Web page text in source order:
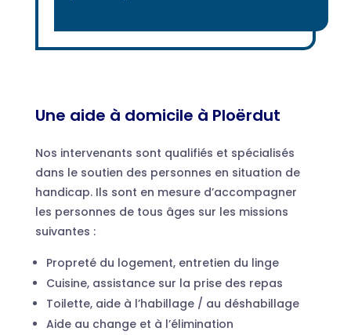
Une aide à domicile à Ploërdut
Nos intervenants sont qualifiés et spécialisés
dans le soutien des personnes en situation de
handicap. Ils sont en mesure d’accompagner
les personnes de tous âges sur les missions
suivantes :
Propreté du logement, entretien du linge
Cuisine, assistance sur la prise des repas
Toilette, aide à l’habillage / au déshabillage
Aide au change et à l’élimination